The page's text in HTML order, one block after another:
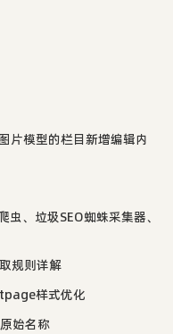
片模型的栏目新增编辑内
、垃圾SEO蜘蛛采集器、
规则详解
样式优化
始名称